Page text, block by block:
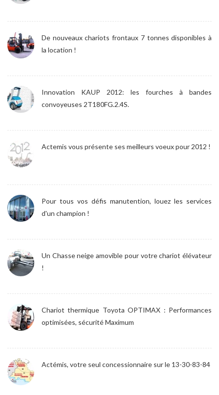
De nouveaux chariots frontaux 7 tonnes disponibles à
la location !
Innovation KAUP 2012: les fourches à bandes
convoyeuses 2T180FG.2.4S.
Actemis vous présente ses meilleurs voeux pour 2012 !
Pour tous vos défis manutention, louez les services
d'un champion !
Un Chasse neige amovible pour votre chariot élévateur
!
Chariot thermique Toyota OPTIMAX : Performances
optimisées, sécurité Maximum
Actémis, votre seul concessionnaire sur le 13-30-83-84